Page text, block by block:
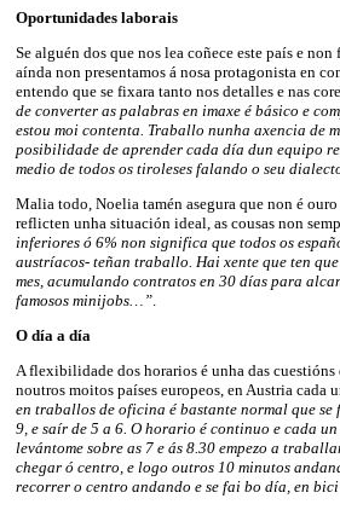
Oportunidades laborais
Se alguén dos que nos lea coñece este país e
aínda non presentamos á nosa protagonista en
entendo que se fixara tanto nos detalles e nas
de converter as palabras en imaxe é básico e
estou moi contenta. Traballo nunha axencia de
posibilidade de aprender cada día dun equipo
medio de todos os tiroleses falando o seu
Malia todo, Noelia tamén asegura que non é
reflicten unha situación ideal, as cousas non
inferiores ó 6% non significa que todos os
austríacos- teñan traballo. Hai xente que ten
mes, acumulando contratos en 30 días para
famosos minijobs…”
O día a día
A flexibilidade dos horarios é unha das
noutros moitos países europeos, en Austria
en traballos de oficina é bastante normal que
9, e saír de 5 a 6. O horario é continuo e cada
levántome sobre as 7 e ás 8.30 empezo a
chegar ó centro, e logo outros 10 minutos
recorrer o centro andando e se fai bo día, en